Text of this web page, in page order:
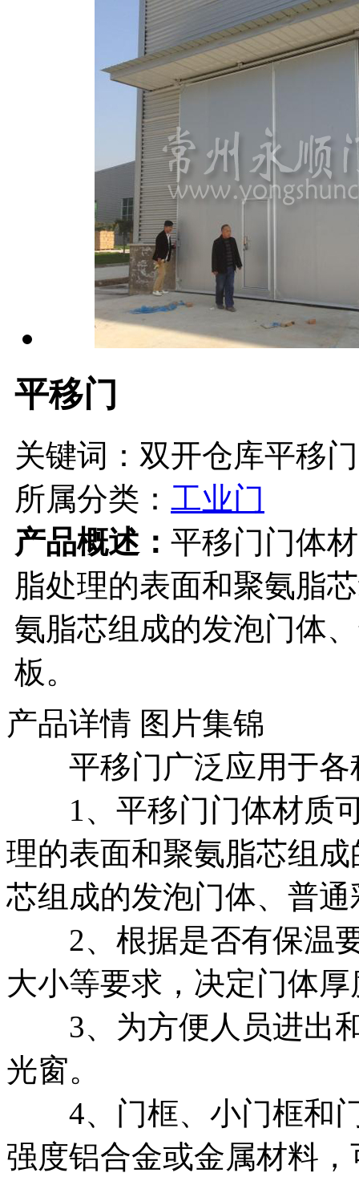
平移门
关键词：双开仓库平移门
所属分类： 工业门
产品概述： 平移门门体
脂处理的表面和聚氨脂
氨脂芯组成的发泡门体
板。
产品详情 图片集锦
平移门广泛应用于各
1、平移门门体材质可
理的表面和聚氨脂芯组
芯组成的发泡门体、普
2、根据是否有保温要
大小等要求，决定门体
3、为方便人员进出和
光窗。
4、门框、小门框和门
强度铝合金或金属材料